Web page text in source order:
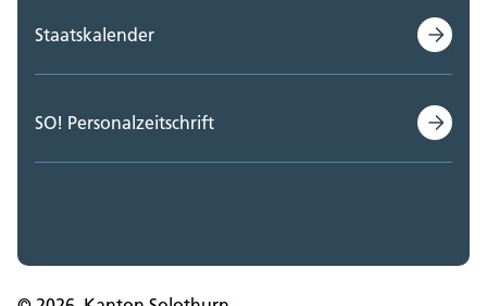
Staatskalender
SO! Personalzeitschrift